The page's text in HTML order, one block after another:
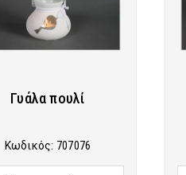
Γυάλα πουλί
Κωδικός: 707076